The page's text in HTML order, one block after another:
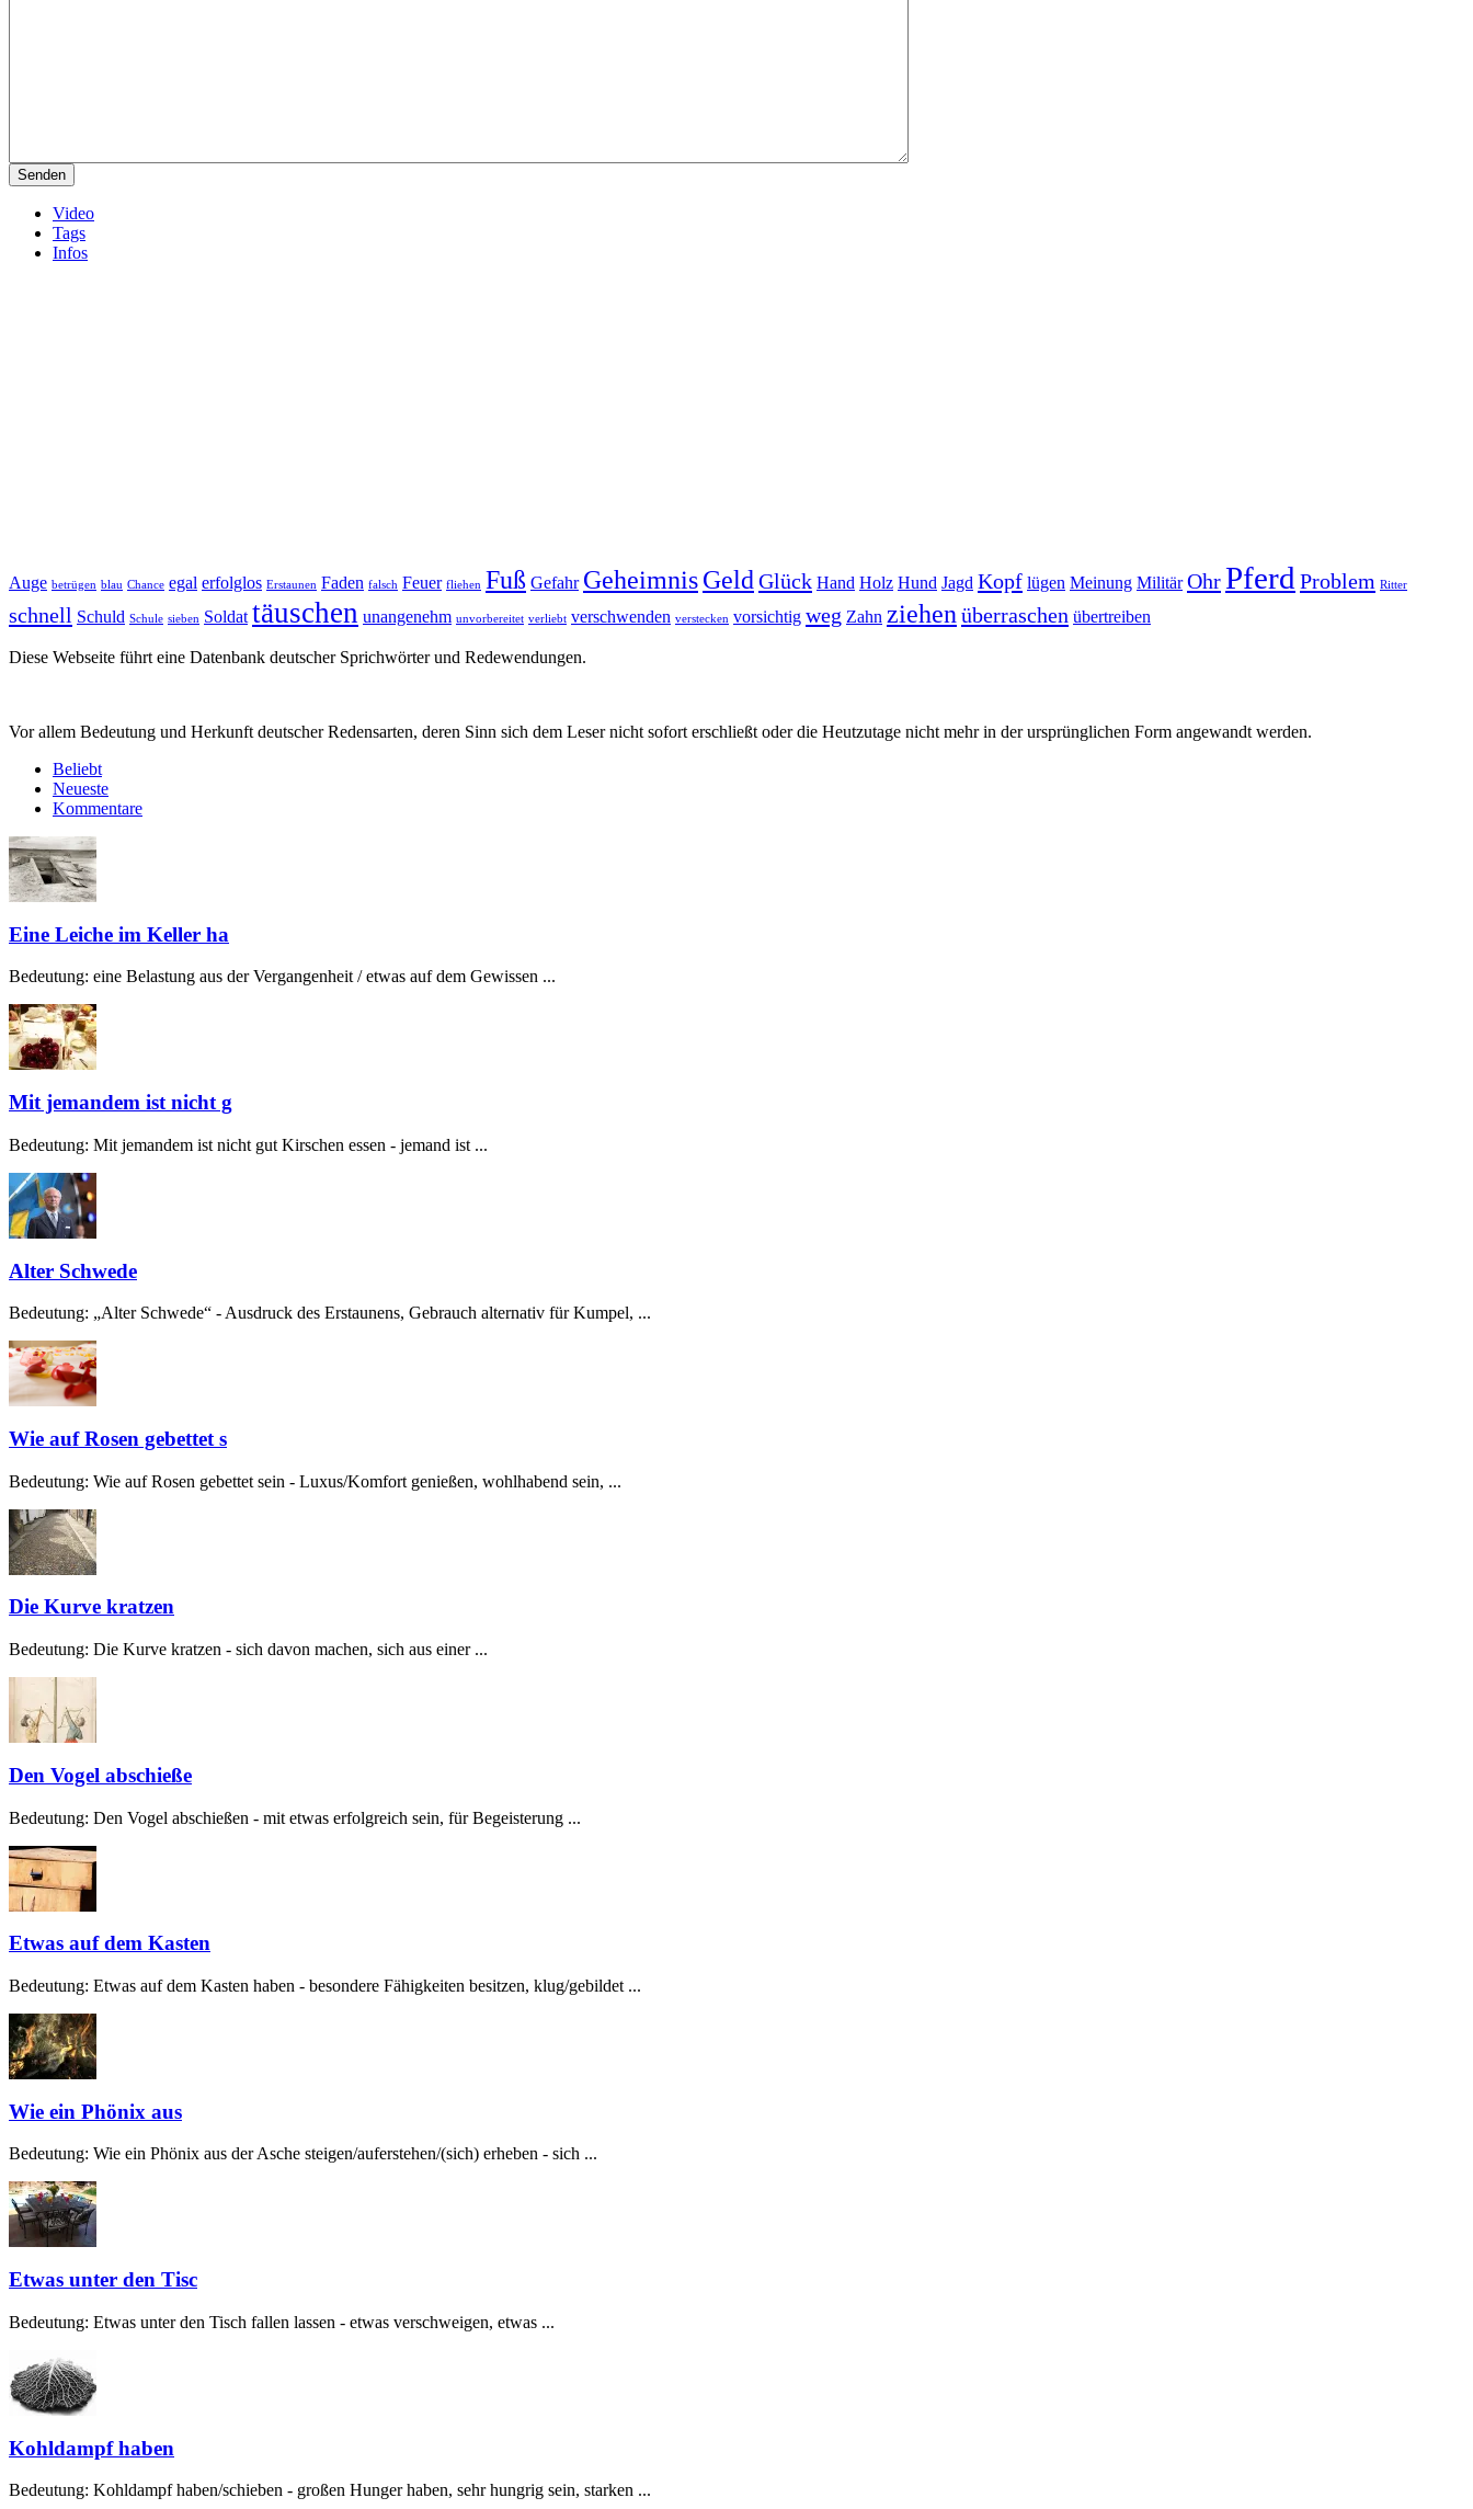
Video
Tags
Infos
Auge betrügen blau Chance egal erfolglos Erstaunen Faden falsch Feuer fliehen Fuß Gefahr GeheimnisGeld Glück Hand Holz Hund Jagd Kopf lügen Meinung Militär OhrPferd Problem Ritter
schnell Schuld Schule sieben Soldat täuschen unangenehm unvorbereitet verliebt verschwenden verstecken vorsichtig weg Zahn ziehen überraschen übertreiben
Diese Webseite führt eine Datenbank deutscher Sprichwörter und Redewendungen.
Vor allem Bedeutung und Herkunft deutscher Redensarten, deren Sinn sich dem Leser nicht sofort erschließt oder die Heutzutage nicht mehr in der ursprünglichen Form angewandt werden.
Beliebt
Neueste
Kommentare
Eine Leiche im Keller ha
Bedeutung: eine Belastung aus der Vergangenheit / etwas auf dem Gewissen ...
Mit jemandem ist nicht g
Bedeutung: Mit jemandem ist nicht gut Kirschen essen - jemand ist ...
Alter Schwede
Bedeutung: „Alter Schwede“ - Ausdruck des Erstaunens, Gebrauch alternativ für Kumpel, ...
Wie auf Rosen gebettet s
Bedeutung: Wie auf Rosen gebettet sein - Luxus/Komfort genießen, wohlhabend sein, ...
Die Kurve kratzen
Bedeutung: Die Kurve kratzen - sich davon machen, sich aus einer ...
Den Vogel abschieße
Bedeutung: Den Vogel abschießen - mit etwas erfolgreich sein, für Begeisterung ...
Etwas auf dem Kasten
Bedeutung: Etwas auf dem Kasten haben - besondere Fähigkeiten besitzen, klug/gebildet ...
Wie ein Phönix aus
Bedeutung: Wie ein Phönix aus der Asche steigen/auferstehen/(sich) erheben - sich ...
Etwas unter den Tisc
Bedeutung: Etwas unter den Tisch fallen lassen - etwas verschweigen, etwas ...
Kohldampf haben
Bedeutung: Kohldampf haben/schieben - großen Hunger haben, sehr hungrig sein, starken ...